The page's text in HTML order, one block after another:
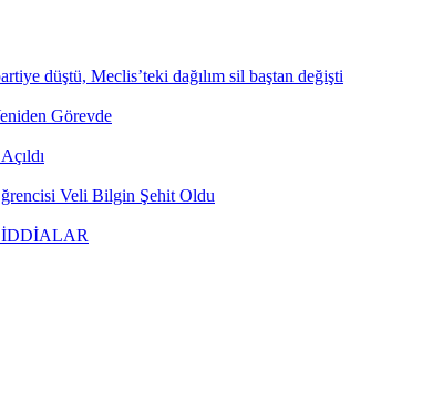
düştü, Meclis’teki dağılım sil baştan değişti
Görevde
Veli Bilgin Şehit Oldu